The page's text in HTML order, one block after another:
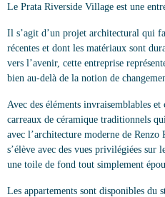
Le Prata Riverside Village est une
Il s’agit d’un projet architectural qui
récentes et dont les matériaux sont
vers l’avenir, cette entreprise
bien au-delà de la notion de
Avec des éléments invraisemblables
carreaux de céramique traditionnels
avec l’architecture moderne de
s’élève avec des vues privilégiées sur
une toile de fond tout simplement
Les appartements sont disponibles du